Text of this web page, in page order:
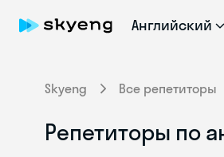
Английский
Skyeng Все репетиторы
Репетиторы по